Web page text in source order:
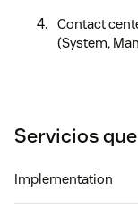
Contact
(System,
Servicios
Implementation